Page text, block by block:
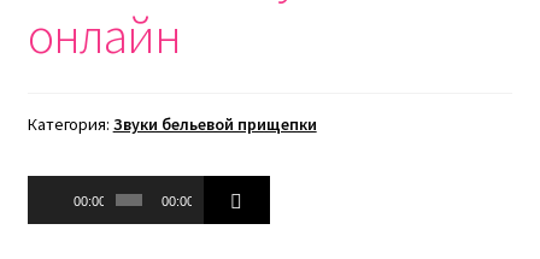
онлайн
Категория: Звуки бельевой прищепки
Аудиоплеер
00:00 00:00